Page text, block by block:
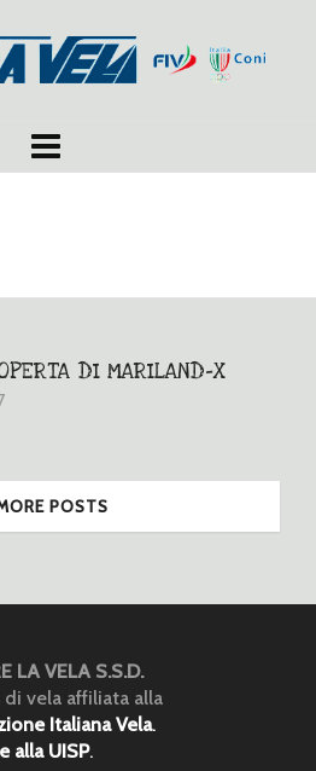
DI MARILAND-X
POSTS
LA VELA S.S.D.
di vela affiliata alla
Italiana Vela.
e alla UISP.